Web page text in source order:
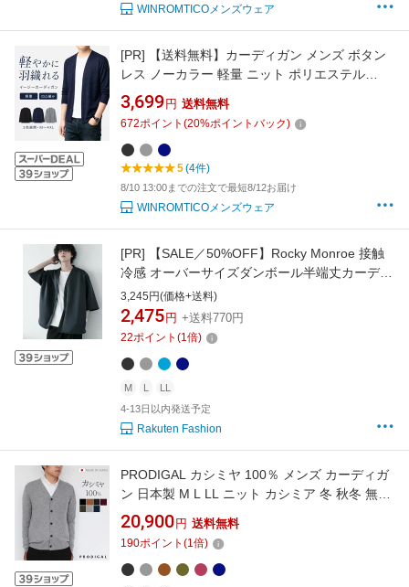
WINROMTICOメンズウェア
[PR]
【送料無料】カーディガン メンズ ボタン
レス ノーカラー 軽量 ニット ポリエステル
100％ シワになりにくい イージーケア 冷房対
策 羽織り 春 夏 秋 ブラック ネイビー グレー
3,699 円 送料無料
672ポイント (20%ポイントバック)
5(4件)
8/10 13:00までの注文で最短8/12お届け
WINROMTICOメンズウェア
[PR]
【SALE／50%OFF】Rocky Monroe 接触
冷感 オーバーサイズダンボール半端丈カーディ
ガン ロッキーモンロー トップス カーディガン
グレー ブルー ブラック ネイビー
3,245円(価格+送料)
2,475 円 +送料770円
22ポイント (1倍)
M L
LL
4-13日以内発送予定
Rakuten Fashion
PRODIGAL カシミヤ 100％ メンズ カーディガ
ン 日本製 M L LL ニット カシミア 冬 秋冬 無地
シンプル 長袖 五泉ニット カシミヤ100％メン
ズVネックカーディガン
20,900 円 送料無料
190ポイント (1倍)